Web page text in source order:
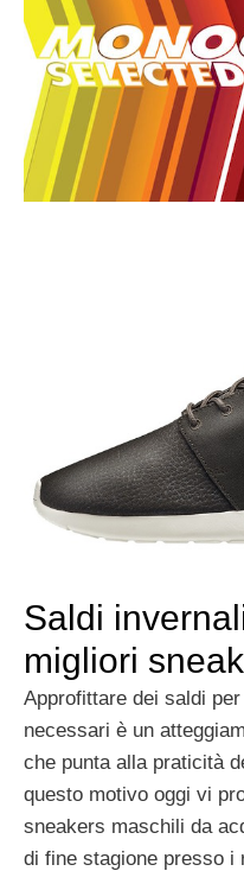
Saldi
migliori
Approfittare dei saldi
necessari è un
che punta alla praticità
questo motivo oggi vi
sneakers maschili da
di fine stagione presso i